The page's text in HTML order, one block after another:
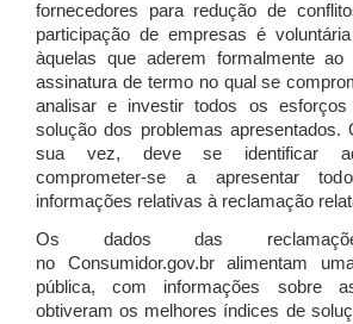
fornecedores para redução de
participação de empresas é
àquelas que aderem formalmente ao
assinatura de termo no qual se
analisar e investir todos os
solução dos problemas apresentados.
sua vez, deve se identificar
comprometer-se a apresentar
informações relativas à reclamação
Os dados das
no Consumidor.gov.br alimentam
pública, com informações sobre
obtiveram os melhores índices de